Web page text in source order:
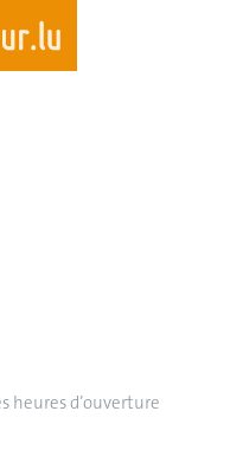
heures d’ouverture